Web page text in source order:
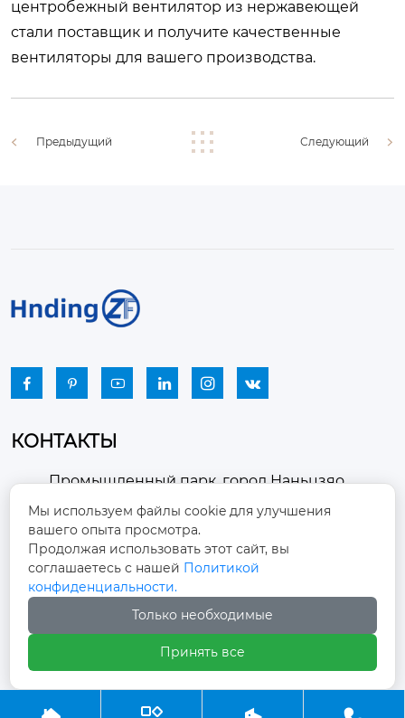
центробежный вентилятор из нержавеющей
стали поставщик и получите качественные
вентиляторы для вашего производства.
Предыдущий Следующий
     
КОНТАКТЫ

Промышленный парк, город Наньцзяо,
район Чжоуцунь, город Цзыбо, провинция
Шаньдун
 winston-xu@hengdingfan.com
+86-13806434669
 +86 13806434669
Мы используем файлы cookie для улучшения
вашего опыта просмотра.
Продолжая использовать этот сайт, вы
соглашаетесь с нашей Политикой
конфиденциальности.
Только необходимые
Принять все